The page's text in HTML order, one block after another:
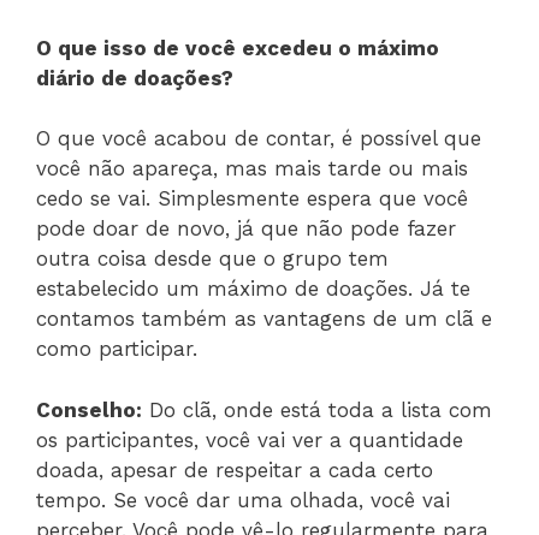
O que isso de você excedeu o máximo
diário de doações?
O que você acabou de contar, é possível que
você não apareça, mas mais tarde ou mais
cedo se vai. Simplesmente espera que você
pode doar de novo, já que não pode fazer
outra coisa desde que o grupo tem
estabelecido um máximo de doações. Já te
contamos também as vantagens de um clã e
como participar.
Conselho: Do clã, onde está toda a lista com
os participantes, você vai ver a quantidade
doada, apesar de respeitar a cada certo
tempo. Se você dar uma olhada, você vai
perceber. Você pode vê-lo regularmente para